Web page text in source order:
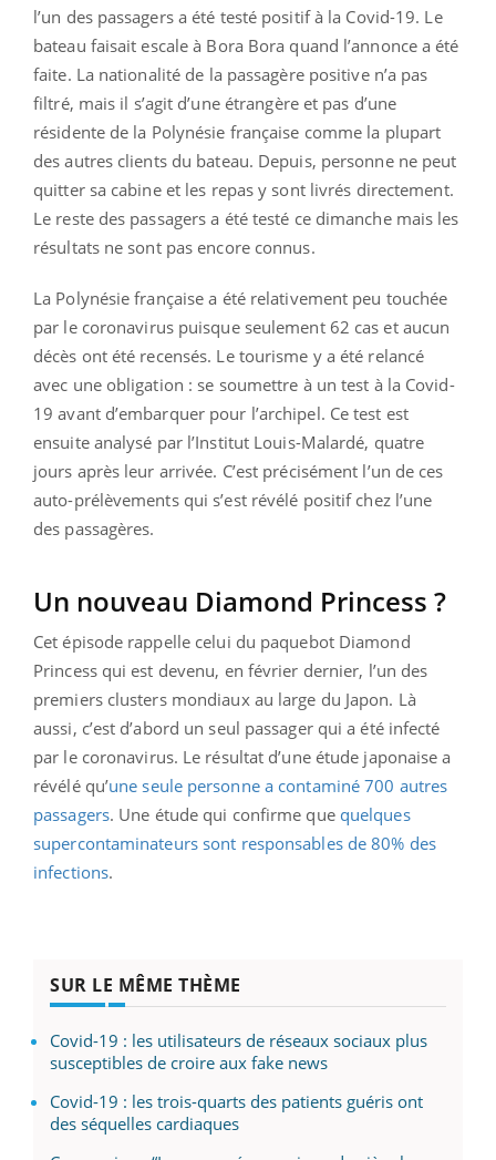
l’un des passagers a été testé positif à la Covid-19. Le
bateau faisait escale à Bora Bora quand l’annonce a été
faite. La nationalité de la passagère positive n’a pas
filtré, mais il s’agit d’une étrangère et pas d’une
résidente de la Polynésie française comme la plupart
des autres clients du bateau. Depuis, personne ne peut
quitter sa cabine et les repas y sont livrés directement.
Le reste des passagers a été testé ce dimanche mais les
résultats ne sont pas encore connus.
La Polynésie française a été relativement peu touchée
par le coronavirus puisque seulement 62 cas et aucun
décès ont été recensés. Le tourisme y a été relancé
avec une obligation : se soumettre à un test à la Covid-
19 avant d’embarquer pour l’archipel. Ce test est
ensuite analysé par l’Institut Louis-Malardé, quatre
jours après leur arrivée. C’est précisément l’un de ces
auto-prélèvements qui s’est révélé positif chez l’une
des passagères.
Un nouveau Diamond Princess ?
Cet épisode rappelle celui du paquebot Diamond
Princess qui est devenu, en février dernier, l’un des
premiers clusters mondiaux au large du Japon. Là
aussi, c’est d’abord un seul passager qui a été infecté
par le coronavirus. Le résultat d’une étude japonaise a
révélé qu’une seule personne a contaminé 700 autres
passagers. Une étude qui confirme que quelques
supercontaminateurs sont responsables de 80% des
infections.
SUR LE MÊME THÈME
Covid-19 : les utilisateurs de réseaux sociaux plus
susceptibles de croire aux fake news
Covid-19 : les trois-quarts des patients guéris ont
des séquelles cardiaques